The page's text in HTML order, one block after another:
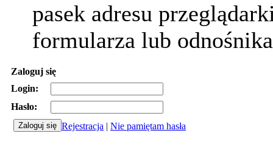
pasek adresu
formularza lub
Zaloguj się
Login:
Hasło:
Rejestracja | Nie pamiętam hasła